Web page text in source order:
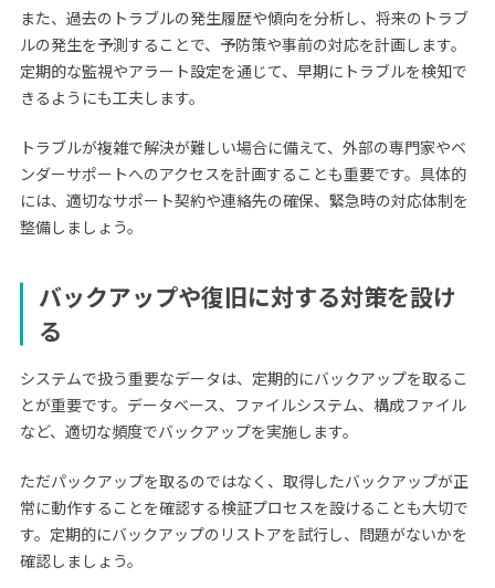
また、過去のトラブルの発生履歴や傾向を分析し、将来のトラブ
ルの発生を予測することで、予防策や事前の対応を計画します。
定期的な監視やアラート設定を通じて、早期にトラブルを検知で
きるようにも工夫します。
トラブルが複雑で解決が難しい場合に備えて、外部の専門家やベ
ンダーサポートへのアクセスを計画することも重要です。具体的
には、適切なサポート契約や連絡先の確保、緊急時の対応体制を
整備しましょう。
バックアップや復旧に対する対策を設け
る
システムで扱う重要なデータは、定期的にバックアップを取るこ
とが重要です。データベース、ファイルシステム、構成ファイル
など、適切な頻度でバックアップを実施します。
ただパックアップを取るのではなく、取得したバックアップが正
常に動作することを確認する検証プロセスを設けることも大切で
す。定期的にバックアップのリストアを試行し、問題がないかを
確認しましょう。